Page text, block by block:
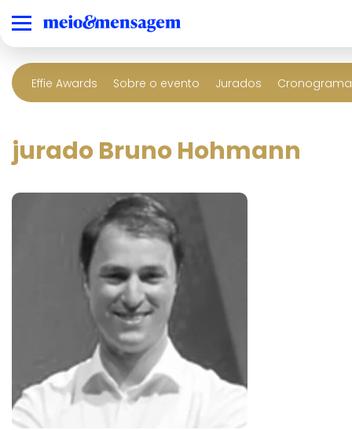
Effie Awards Sobre o evento Jurados
jurado Bruno Hohmann